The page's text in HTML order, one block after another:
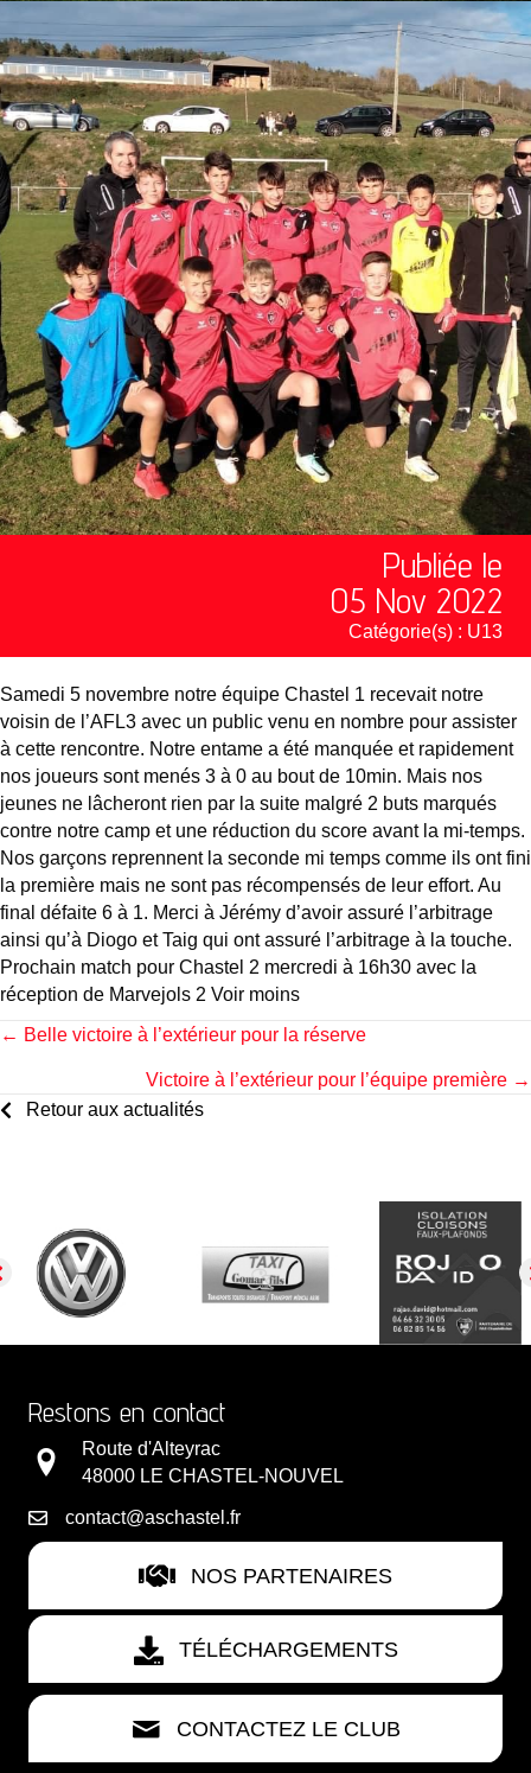
Publiée le
05 Nov 2022
Catégorie(s) : U13
Samedi 5 novembre notre équipe Chastel 1 recevait notre
voisin de l’AFL3 avec un public venu en nombre pour assister
à cette rencontre. Notre entame a été manquée et rapidement
nos joueurs sont menés 3 à 0 au bout de 10min. Mais nos
jeunes ne lâcheront rien par la suite malgré 2 buts marqués
contre notre camp et une réduction du score avant la mi-temps.
Nos garçons reprennent la seconde mi temps comme ils ont fini
la première mais ne sont pas récompensés de leur effort. Au
final défaite 6 à 1. Merci à Jérémy d’avoir assuré l’arbitrage
ainsi qu’à Diogo et Taig qui ont assuré l’arbitrage à la touche.
Prochain match pour Chastel 2 mercredi à 16h30 avec la
réception de Marvejols 2 Voir moins
Posts
navigation
← Belle victoire à l’extérieur pour la réserve
Victoire à l’extérieur pour l’équipe première →
Retour aux actualités
Restons en contact
Route d'Alteyrac
48000 LE CHASTEL-NOUVEL
contact@aschastel.fr
NOS PARTENAIRES
TÉLÉCHARGEMENTS
CONTACTEZ LE CLUB